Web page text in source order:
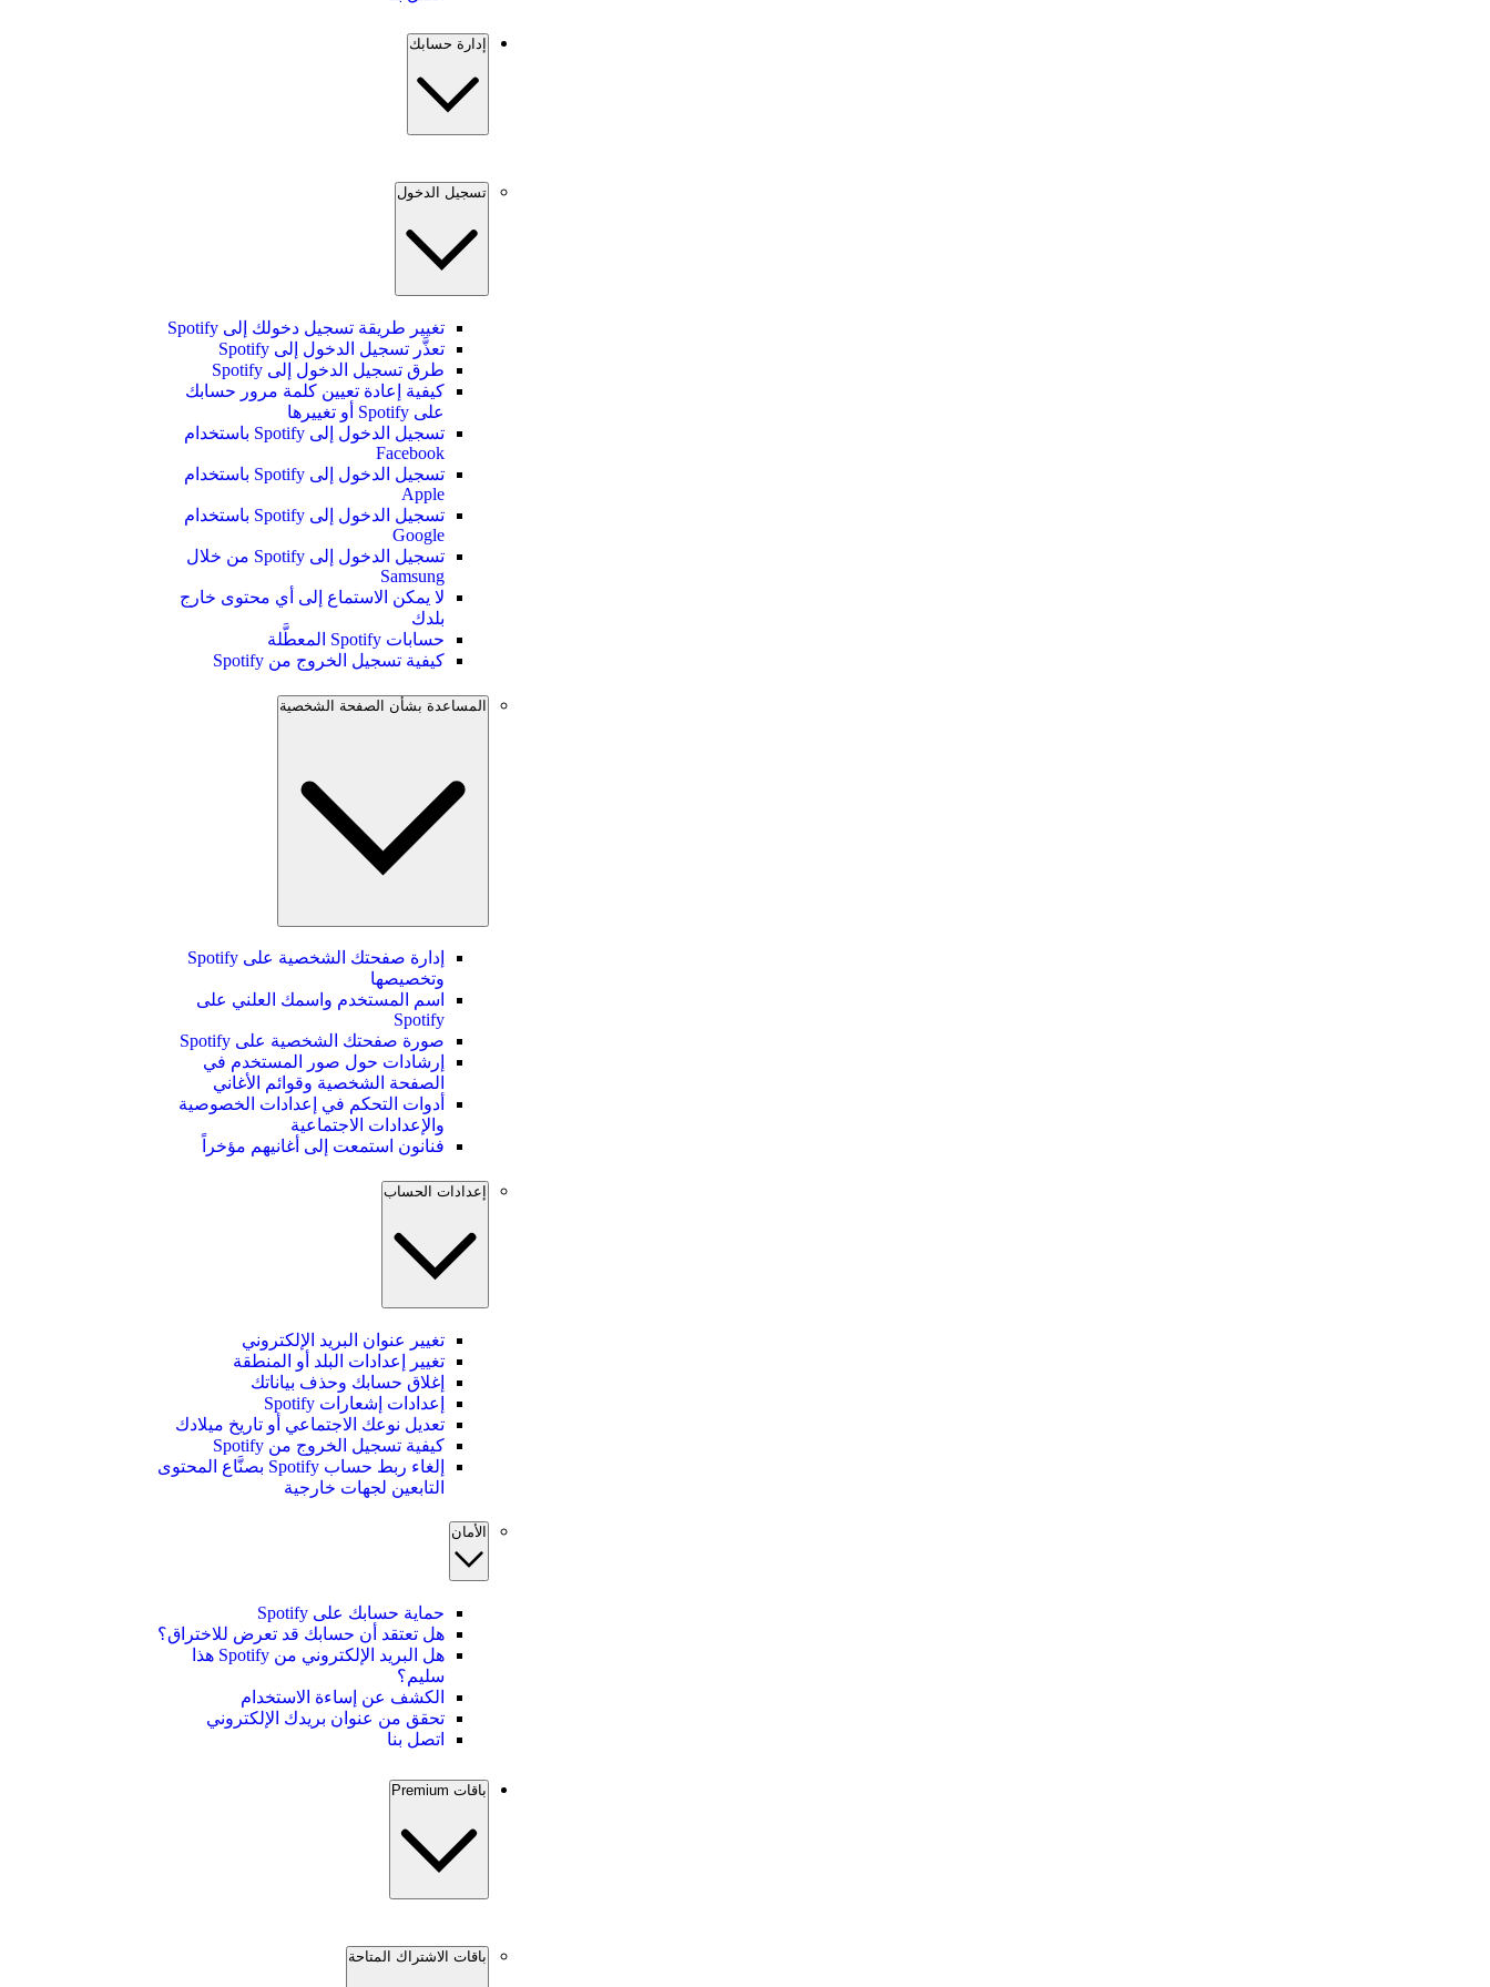
إدارة حسابك
تسجيل الدخول
تغيير طريقة تسجيل دخولك إلى Spotify
تعذَّر تسجيل الدخول إلى Spotify
طرق تسجيل الدخول إلى Spotify
كيفية إعادة تعيين كلمة مرور حسابك
على Spotify أو تغييرها
تسجيل الدخول إلى Spotify باستخدام
Facebook
تسجيل الدخول إلى Spotify باستخدام
Apple
تسجيل الدخول إلى Spotify باستخدام
Google
تسجيل الدخول إلى Spotify من خلال
Samsung
لا يمكن الاستماع إلى أي محتوى خارج
بلدك
حسابات Spotify المعطَّلة
كيفية تسجيل الخروج من Spotify
المساعدة بشأن الصفحة الشخصية
إدارة صفحتك الشخصية على Spotify
وتخصيصها
اسم المستخدم واسمك العلني على
Spotify
صورة صفحتك الشخصية على Spotify
إرشادات حول صور المستخدم في
الصفحة الشخصية وقوائم الأغاني
أدوات التحكم في إعدادات الخصوصية
والإعدادات الاجتماعية
فنانون استمعت إلى أغانيهم مؤخراً
إعدادات الحساب
تغيير عنوان البريد الإلكتروني
تغيير إعدادات البلد أو المنطقة
إغلاق حسابك وحذف بياناتك
إعدادات إشعارات Spotify
تعديل نوعك الاجتماعي أو تاريخ ميلادك
كيفية تسجيل الخروج من Spotify
إلغاء ربط حساب Spotify بصنَّاع المحتوى
التابعين لجهات خارجية
الأمان
حماية حسابك على Spotify
هل تعتقد أن حسابك قد تعرض للاختراق؟
هل البريد الإلكتروني من Spotify هذا
سليم؟
الكشف عن إساءة الاستخدام
تحقق من عنوان بريدك الإلكتروني
اتصل بنا
باقات Premium
باقات الاشتراك المتاحة